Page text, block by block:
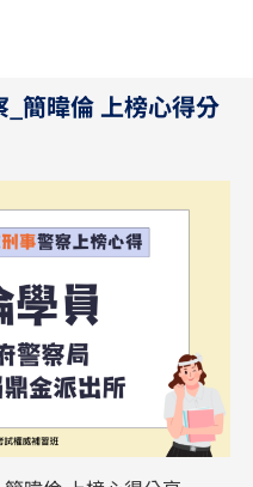
簡暐倫 上榜心得分